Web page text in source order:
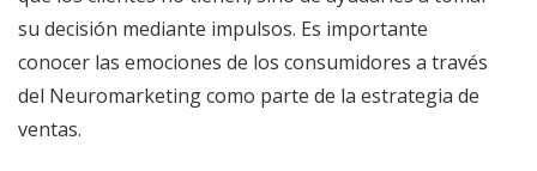
su decisión mediante impulsos. Es importante
conocer las emociones de los consumidores a través
del Neuromarketing como parte de la estrategia de
ventas.